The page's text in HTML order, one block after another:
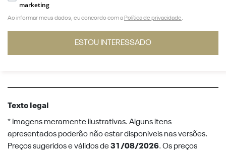
marketing
Ao informar meus dados, eu concordo com a Política de privacidade.
ESTOU INTERESSADO
Texto legal
* Imagens meramente ilustrativas. Alguns itens
apresentados poderão não estar disponíveis nas versões.
Preços sugeridos e válidos de31/08/2026. Os preços